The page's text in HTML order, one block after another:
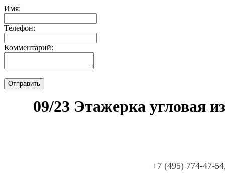
Имя:
Телефон:
Комментарий:
09/23 Этажерка угловая
+7 (495) 774-47-